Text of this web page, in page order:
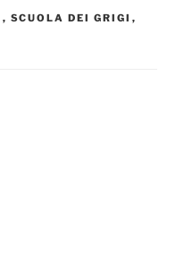
, SCUOLA DEI GRIGI ,